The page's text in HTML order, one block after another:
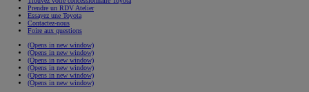
Prendre un RDV Atelier
Essayez une Toyota
Contactez-nous
Foire aux questions
(Opens in new window)
(Opens in new window)
(Opens in new window)
(Opens in new window)
(Opens in new window)
(Opens in new window)